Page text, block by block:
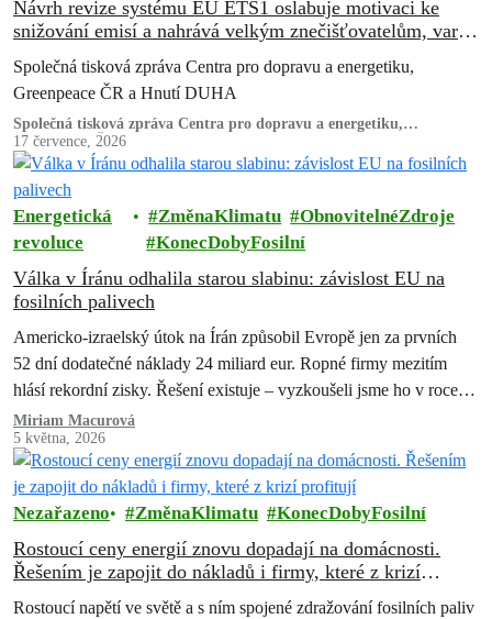
Návrh revize systému EU ETS1 oslabuje motivaci ke
snižování emisí a nahrává velkým znečišťovatelům, varují
ekologické organizace
Společná tisková zpráva Centra pro dopravu a energetiku,
Greenpeace ČR a Hnutí DUHA
Společná tisková zpráva Centra pro dopravu a energetiku,
Greenpeace ČR a Hnutí DUHA
17 července, 2026
Energetická
revoluce
ZměnaKlimatu
ObnovitelnéZdroje
KonecDobyFosilní
Válka v Íránu odhalila starou slabinu: závislost EU na
fosilních palivech
Americko-izraelský útok na Írán způsobil Evropě jen za prvních
52 dní dodatečné náklady 24 miliard eur. Ropné firmy mezitím
hlásí rekordní zisky. Řešení existuje – vyzkoušeli jsme ho v roce
2022 a pokazili. Teď máme druhou…
Miriam Macurová
5 května, 2026
Nezařazeno ZměnaKlimatu KonecDobyFosilní
Rostoucí ceny energií znovu dopadají na domácnosti.
Řešením je zapojit do nákladů i firmy, které z krizí
profitují
Rostoucí napětí ve světě a s ním spojené zdražování fosilních paliv